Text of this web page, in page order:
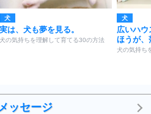
犬
実は、犬も夢を見る。
犬の気持ちを理解して育てる30の方法
犬
広いハ
ほうが、
犬の気持ち
ッセージ